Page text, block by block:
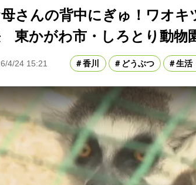
さんの背中にぎゅ！ワオ
東かがわ市・しろとり動物
4/24 15:21 香川 どうぶつ 生活